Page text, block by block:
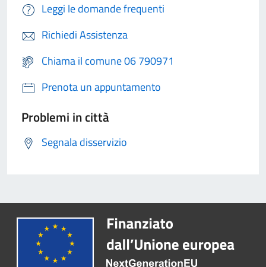
Leggi le domande frequenti
Richiedi Assistenza
Chiama il comune 06 790971
Prenota un appuntamento
Problemi in città
Segnala disservizio